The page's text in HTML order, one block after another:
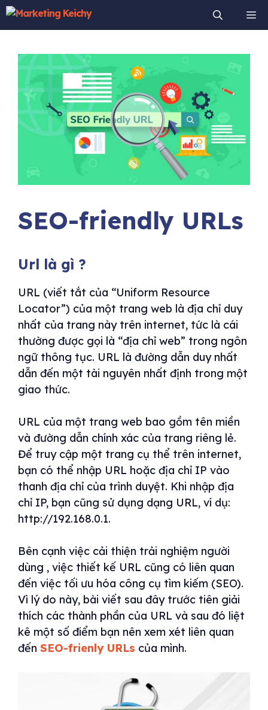
Chuyển
dung
SEO-friendly URLs
Url là gì ?
URL (viết tắt của “Uniform Resource
Locator”) của một trang web là địa chỉ duy
nhất của trang này trên internet, tức là cái
thường được gọi là “địa chỉ web” trong ngôn
ngữ thông tục. URL là đường dẫn duy nhất
dẫn đến một tài nguyên nhất định trong một
giao thức.
URL của một trang web bao gồm tên miền
và đường dẫn chính xác của trang riêng lẻ.
Để truy cập một trang cụ thể trên internet,
bạn có thể nhập URL hoặc địa chỉ IP vào
thanh địa chỉ của trình duyệt. Khi nhập địa
chỉ IP, bạn cũng sử dụng dạng URL, ví dụ:
http://192.168.0.1.
Bên cạnh việc cải thiện trải nghiệm người
dùng , việc thiết kế URL cũng có liên quan
đến việc tối ưu hóa công cụ tìm kiếm (SEO).
Vì lý do này, bài viết sau đây trước tiên giải
thích các thành phần của URL và sau đó liệt
kê một số điểm bạn nên xem xét liên quan
đến SEO-frienly URLs của mình.